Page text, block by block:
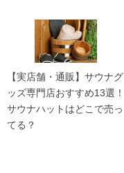
【実店舗・通販】サウナグ
ッズ専門店おすすめ13選！
サウナハットはどこで売っ
てる？